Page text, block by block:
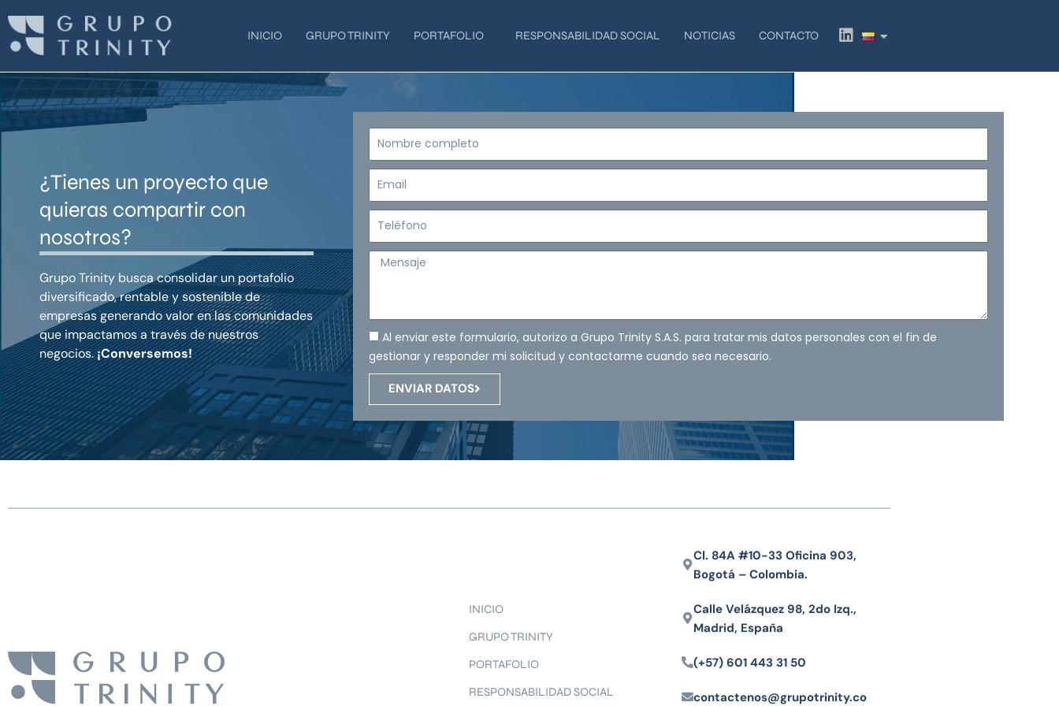
contenido
INICIO GRUPO TRINITY PORTAFOLIO RESPONSABILIDAD SOCIAL NOTICIAS CONTACTO
L
i
k
¿Tienes un proyecto que
quieras compartir con
nosotros?
Grupo Trinity busca consolidar un portafolio
diversificado, rentable y sostenible de
empresas generando valor en las comunidades
que impactamos a través de nuestros
negocios.¡Conversemos!
Nombre
Email
Teléfono
Mensaje
Al enviar este formulario, autorizo a Grupo Trinity S.A.S. para tratar mis datos personales con el fin de
gestionar y responder mi solicitud y contactarme cuando sea necesario.
ENVIAR DATOS
INICIO
GRUPO TRINITY
PORTAFOLIO
RESPONSABILIDAD SOCIAL
Cl. 84A #10-33 Oficina 903,
Bogotá – Colombia.
Calle Velázquez 98, 2do Izq.,
Madrid, España
(+57) 601 443 31 50
contactenos@grupotrinity.co